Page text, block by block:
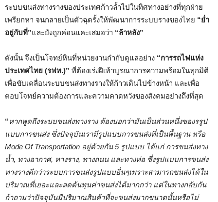
ระบบขนส่งทางรางของประเทศก้าวล้ำไปในทิศทางอย่างที่ทุกฝ่าย
เพรียกหา จนกลายเป็นตัวฉุดรั้งให้พัฒนาการระบบรางของไทย “ย่ำ
อยู่กับที่”และยังถูกค่อนแคะเสมอว่า “ล้าหลัง”
ดังนั้น จึงเป็นโจทย์หินที่หน่วยงานกำกับดูแลอย่าง “การรถไฟแห่ง
ประเทศไทย (รฟท.)” ที่ต้องเร่งฝีเท้าบูรณาการความพร้อมในทุกมิติ
เพื่อขับเคลื่อนระบบขนส่งทางรางให้ก้าวเดินไปข้างหน้า และเพื่อ
ตอบโจทย์ความต้องการและความคาดหวังของสังคมอย่างถึงที่สุด
“หากพูดถึงระบบขนส่งทางราง ต้องบอกว่ามันเป็นส่วนหนึ่งของรรูป
แบบการขนส่ง ซึ่งปัจจุบันเรามีรูปแบบการขนส่งที่เป็นพื้นฐาน หรือ
Mode Of Transportation อยู่ด้วยกัน 5 รูปแบบ ได้แก่ การขนส่งทาง
น้ำ, ทางอากาศ, ทางราง, ทางถนน และทางท่อ ซึ่งรูปแบบการขนส่ง
ทางรางดีกว่าระบบการขนส่งรูปแบบอื่นๆเพราะสามารถขนส่งได้ใน
ปริมาณที่เยอะและลดต้นทุนค่าขนส่งได้มากกว่า แต่ในทางกลับกัน
ถ้าถามว่าปัจจุบันมีปริมาณสินค้าที่จะขนส่งมากขนาดนั้นหรือไม่